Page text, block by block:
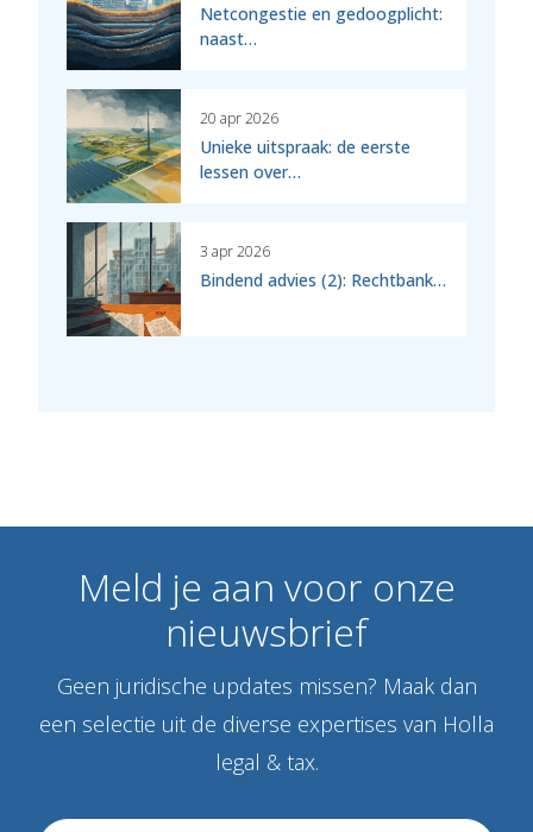
Netcongestie en gedoogplicht:
naast…
20 apr 2026
Unieke uitspraak: de eerste
lessen over…
3 apr 2026
Bindend advies (2): Rechtbank…
Meld je aan voor onze
nieuwsbrief
Geen juridische updates missen? Maak dan
een selectie uit de diverse expertises van Holla
legal & tax.